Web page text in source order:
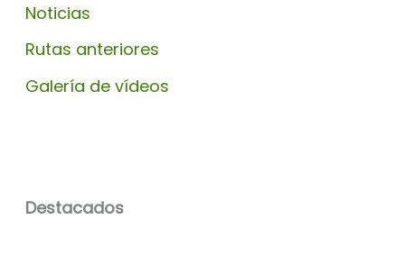
Noticias
Rutas anteriores
Galería de vídeos
Destacados